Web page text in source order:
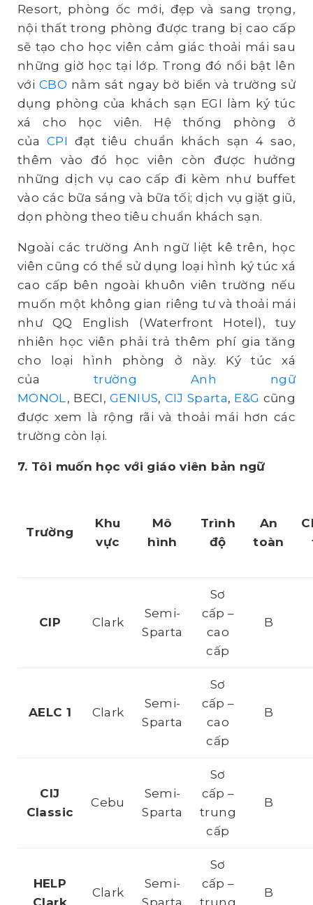
Resort, phòng ốc mới, đẹp và sang trọng,
nội thất trong phòng được trang bị cao cấp
sẽ tạo cho học viên cảm giác thoải mái sau
những giờ học tại lớp. Trong đó nổi bật lên
vớiCBO nằm sát ngay bờ biển và trường sử
dụng phòng của khách sạn EGI làm ký túc
xá cho học viên. Hệ thống phòng ở
của CPI đạt tiêu chuẩn khách sạn 4 sao,
thêm vào đó học viên còn được hưởng
những dịch vụ cao cấp đi kèm như buffet
vào các bữa sáng và bữa tối; dịch vụ giặt giũ,
dọn phòng theo tiêu chuẩn khách sạn.
Ngoài các trường Anh ngữ liệt kê trên, học
viên cũng có thể sử dụng loại hình ký túc xá
cao cấp bên ngoài khuôn viên trường nếu
muốn một không gian riêng tư và thoải mái
như QQ English (Waterfront Hotel), tuy
nhiên học viên phải trả thêm phí gia tăng
cho loại hình phòng ở này. Ký túc xá
của trường Anh ngữ
MONOL, BECI,GENIUS, CIJ Sparta, E&G cũng
được xem là rộng rãi và thoải mái hơn các
trường còn lại.
7. Tôi muốn học với giáo viên bản ngữ
Trường
Khu
vực
Mô
hình
Trình
độ
An
toàn
CIP Clark
Semi-
Sparta
Sơ
cấp –
cao
cấp
B
AELC 1 Clark
Semi-
Sparta
Sơ
cấp –
cao
cấp
B
CIJ
Classic
Cebu
Semi-
Sparta
Sơ
cấp –
trung
cấp
B
HELP
Clark
Semi-
Sơ
cấp –
B